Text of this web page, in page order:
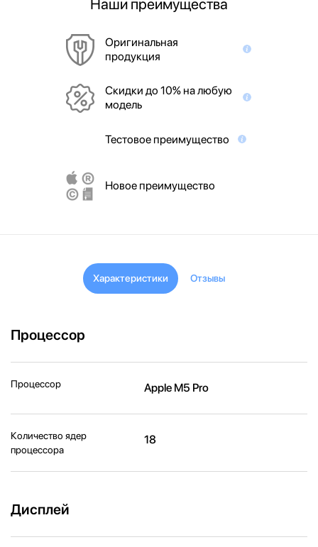
Наши преимущества
Оригинальная
продукция
Скидки до 10% на любую
модель
Тестовое преимущество
Новое преимущество
Характеристики Отзывы
Процессор
Процессор Apple M5 Pro
Количество ядер
процессора
18
Дисплей